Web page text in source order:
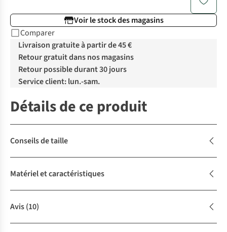
Voir le stock des magasins
Comparer
Livraison gratuite à partir de 45 €
Retour gratuit dans nos magasins
Retour possible durant 30 jours
Service client: lun.-sam.
Détails de ce produit
Conseils de taille
Matériel et caractéristiques
Avis(10)